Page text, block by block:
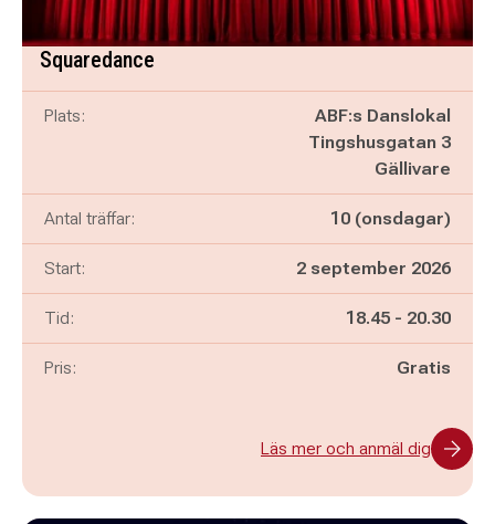
Squaredance
Plats:
ABF:s Danslokal
Tingshusgatan 3
Gällivare
Antal träffar: 10 (onsdagar)
Start: 2 september 2026
Tid: Pågår mellan
18.45 - och
20.30
Pris: Gratis
Läs mer och anmäl dig